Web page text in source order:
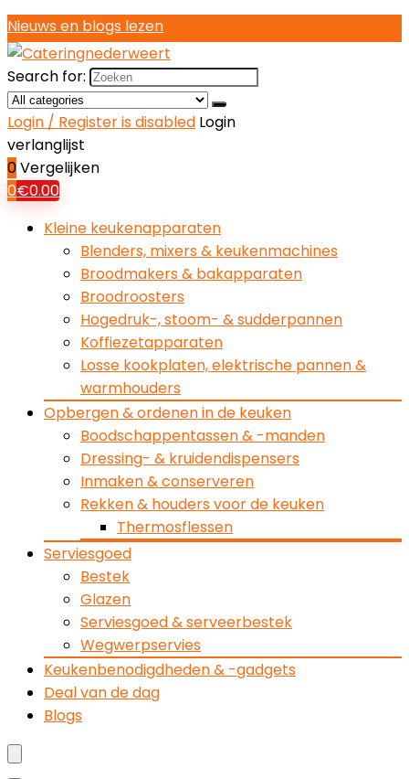
Nieuws en blogs lezen
Search for:
Login / Register is disabled Login
verlanglijst
0Vergelijken
0€0.00
Kleine keukenapparaten
Blenders, mixers & keukenmachines
Broodmakers & bakapparaten
Broodroosters
Hogedruk-, stoom- & sudderpannen
Koffiezetapparaten
Losse kookplaten, elektrische pannen &
warmhouders
Opbergen & ordenen in de keuken
Boodschappentassen & -manden
Dressing- & kruidendispensers
Inmaken & conserveren
Rekken & houders voor de keuken
Thermosflessen
Serviesgoed
Bestek
Glazen
Serviesgoed & serveerbestek
Wegwerpservies
Keukenbenodigdheden & -gadgets
Deal van de dag
Blogs